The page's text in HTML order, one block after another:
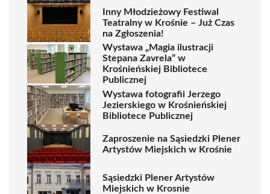
Inny Młodzieżowy Festiwal
Teatralny w Krośnie – Już Czas
na Zgłoszenia!
Wystawa „Magia ilustracji
Stepana Zavrela” w
Krośnieńskiej Bibliotece
Publicznej
Wystawa fotografii Jerzego
Jezierskiego w Krośnieńskiej
Bibliotece Publicznej
Zaproszenie na Sąsiedzki Plener
Artystów Miejskich w Krośnie
Sąsiedzki Plener Artystów
Miejskich w Krosnie